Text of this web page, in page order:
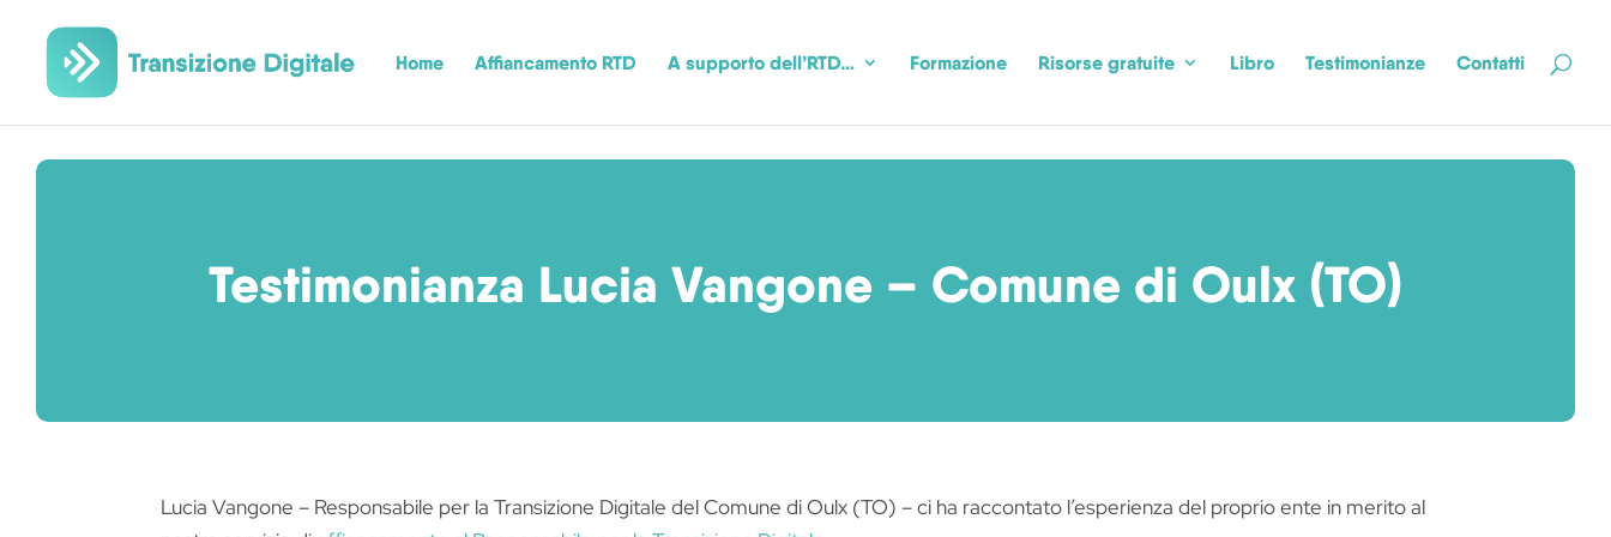
Home Affiancamento RTD A supporto dell’RTD… Formazione Risorse gratuite Libro Testimonianze Contatti
Testimonianza Lucia Vangone – Comune di Oulx (TO)
Lucia Vangone – Responsabile per la Transizione Digitale del Comune di Oulx (TO) – ci ha raccontato l’esperienza del proprio ente in merito al